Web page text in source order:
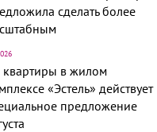
сделать более
квартиры в жилом
«Эстель» действует
предложение